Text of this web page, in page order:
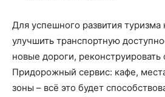
Для успешного развития
улучшить транспортную
новые дороги,
Придорожный сервис: кафе,
зоны – всё это будет